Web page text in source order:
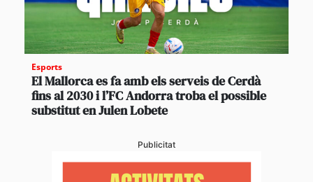
Esports
El Mallorca es fa amb els serveis de Cerdà
fins al 2030 i l’FC Andorra troba el possible
substitut en Julen Lobete
Publicitat